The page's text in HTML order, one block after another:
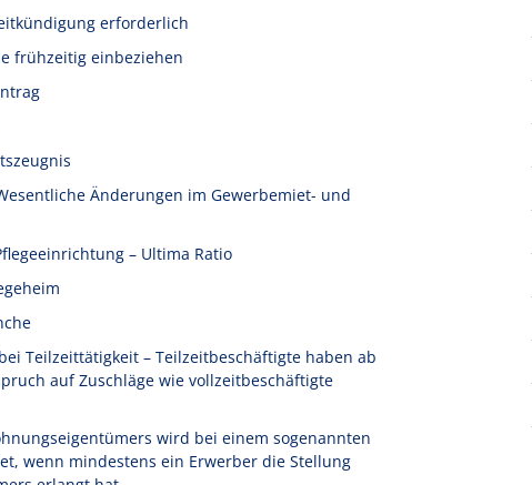
erforderlich
frühzeitig einbeziehen
Änderungen im Gewerbemiet- und
– Ultima Ratio
Teilzeittätigkeit – Teilzeitbeschäftigte haben ab
auf Zuschläge wie vollzeitbeschäftigte
wird bei einem sogenannten
wenn mindestens ein Erwerber die Stellung